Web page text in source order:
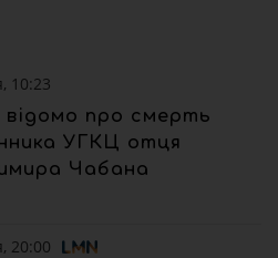
10:23
про смерть
УГКЦ отця
Чабана
20:00